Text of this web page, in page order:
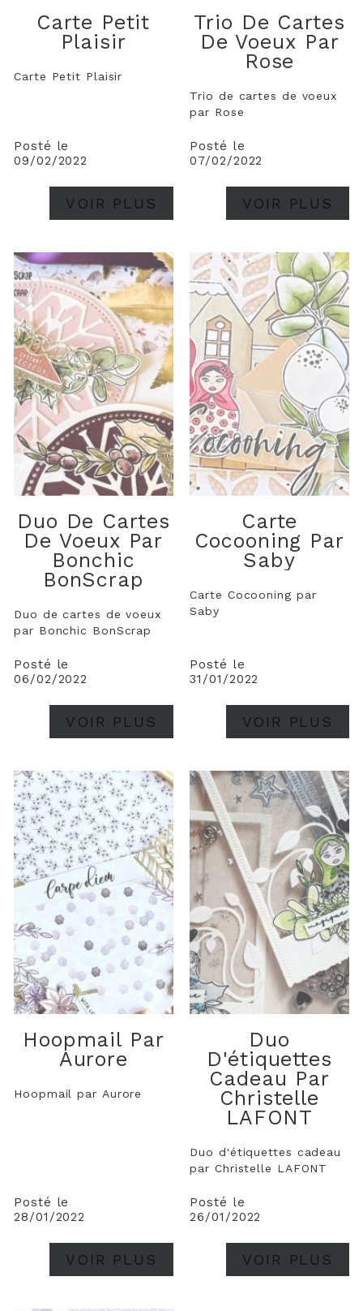
Carte Petit
Plaisir
Carte Petit Plaisir
Posté le
09/02/2022
VOIR PLUS
Trio De Cartes
De Voeux Par
Rose
Trio de cartes de voeux
par Rose
Posté le
07/02/2022
VOIR PLUS
Duo De Cartes
De Voeux Par
Bonchic
BonScrap
Duo de cartes de voeux
par Bonchic BonScrap
Posté le
06/02/2022
VOIR PLUS
Carte
Cocooning Par
Saby
Carte Cocooning par
Saby
Posté le
31/01/2022
VOIR PLUS
Hoopmail Par
Aurore
Hoopmail par Aurore
Posté le
28/01/2022
VOIR PLUS
Duo
D'étiquettes
Cadeau Par
Christelle
LAFONT
Duo d'étiquettes cadeau
par Christelle LAFONT
Posté le
26/01/2022
VOIR PLUS